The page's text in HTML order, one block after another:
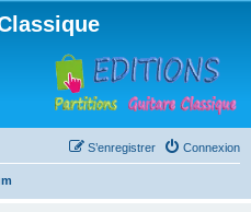
Connexion
S’enregistrer